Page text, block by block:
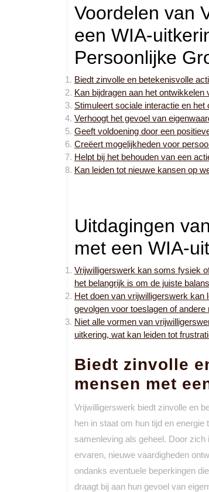
Voordelen van
een WIA-
Persoonlijke
Biedt zinvolle en betekenisvolle
Kan bijdragen aan het ontwikkelen
Stimuleert sociale interactie en
Verhoogt het gevoel van
Geeft voldoening door een
Creëert mogelijkheden voor
Helpt bij het behouden van een
Kan leiden tot nieuwe kansen op
Uitdagingen
met een WIA-
Vrijwilligerswerk kan soms fysiek
het belangrijk is om de juiste
Het doen van vrijwilligerswerk kan
gevolgen voor toeslagen of andere
Niet alle vormen van
uitkering, wat kan leiden tot
Biedt zinvolle
mensen met
Vrijwilligerswerk biedt zinvolle en
hen in staat om hun tijd en
samenleving als geheel. Door
ervaren, nieuwe vaardigheden
ondanks eventuele beperkingen
draagt bij aan hun gevoel van